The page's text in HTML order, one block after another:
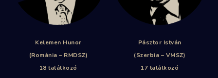
Kelemen Hunor
(Románia – RMDSZ)
18 találkozó
Pásztor István
(Szerbia – VMSZ)
17 találkozó